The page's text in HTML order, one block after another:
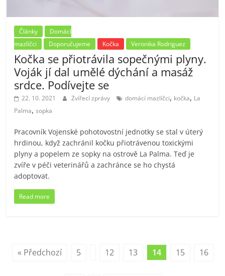
Články
Domácí
mazlíčci
Doporučujeme Kočka Veronika Rodriguez
Kočka se přiotrávila sopečnými plyny.
Voják jí dal umělé dýchání a masáž
srdce. Podívejte se
22. 10. 2021 Zvířecí zprávy domácí mazlíčci, kočka, La
Palma,sopka
Pracovník Vojenské pohotovostní jednotky se stal v úterý
hrdinou, když zachránil kočku přiotrávenou toxickými
plyny a popelem ze sopky na ostrově La Palma. Teď je
zvíře v péči veterinářů a zachránce se ho chystá
adoptovat.
Read more
« Předchozí 5 12 13 14 15 16